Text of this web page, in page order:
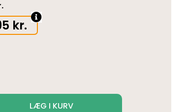
kr.
LÆG I KURV